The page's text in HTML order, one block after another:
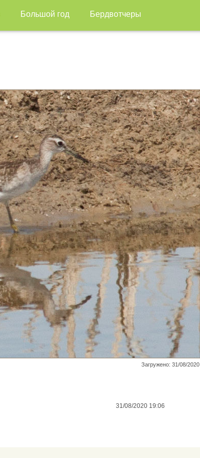
Большой год Бердвотчеры
Загружено: 31/08/2020
31/08/2020 19:06